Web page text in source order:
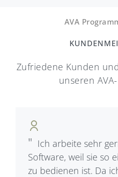
AVA
Zufriedene Kunden
unseren
Ich arbeite sehr
Software, weil sie so
zu bedienen ist. Da